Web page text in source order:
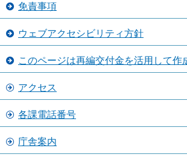
免責事項
ウェブアクセシビリティ方針
このページは再編交付金を活用して作
アクセス
各課電話番号
庁舎案内